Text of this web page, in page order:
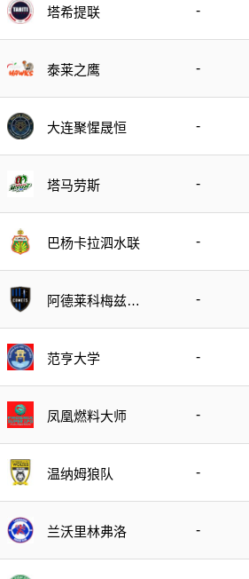
塔希提联 -
泰莱之鹰 -
大连聚惺晟恒 -
塔马劳斯 -
巴杨卡拉泗水联 -
阿德莱科梅兹女
-
范亨大学 -
凤凰燃料大师 -
温纳姆狼队 -
兰沃里林弗洛 -